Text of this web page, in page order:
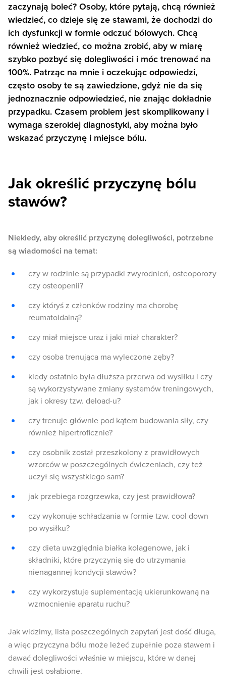
zaczynają boleć? Osoby, które pytają, chcą również
wiedzieć, co dzieje się ze stawami, że dochodzi do
ich dysfunkcji w formie odczuć bólowych. Chcą
również wiedzieć, co można zrobić, aby w miarę
szybko pozbyć się dolegliwości i móc trenować na
100%. Patrząc na mnie i oczekując odpowiedzi,
często osoby te są zawiedzione, gdyż nie da się
jednoznacznie odpowiedzieć, nie znając dokładnie
przypadku. Czasem problem jest skomplikowany i
wymaga szerokiej diagnostyki, aby można było
wskazać przyczynę i miejsce bólu.
Jak określić przyczynę bólu
stawów?
Niekiedy, aby określić przyczynę dolegliwości, potrzebne
są wiadomości na temat:
czy w rodzinie są przypadki zwyrodnień, osteoporozy
czy osteopenii?
czy któryś z członków rodziny ma chorobę
reumatoidalną?
czy miał miejsce uraz i jaki miał charakter?
czy osoba trenująca ma wyleczone zęby?
kiedy ostatnio była dłuższa przerwa od wysiłku i czy
są wykorzystywane zmiany systemów treningowych,
jak i okresy tzw. deload-u?
czy trenuje głównie pod kątem budowania siły, czy
również hipertroficznie?
czy osobnik został przeszkolony z prawidłowych
wzorców w poszczególnych ćwiczeniach, czy też
uczył się wszystkiego sam?
jak przebiega rozgrzewka, czy jest prawidłowa?
czy wykonuje schładzania w formie tzw. cool down
po wysiłku?
czy dieta uwzględnia białka kolagenowe, jak i
składniki, które przyczynią się do utrzymania
nienagannej kondycji stawów?
czy wykorzystuje suplementację ukierunkowaną na
wzmocnienie aparatu ruchu?
Jak widzimy, lista poszczególnych zapytań jest dość długa,
a więc przyczyna bólu może leżeć zupełnie poza stawem i
dawać dolegliwości właśnie w miejscu, które w danej
chwili jest osłabione.